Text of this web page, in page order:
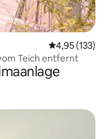
4,95 (133)
Teich entfernt